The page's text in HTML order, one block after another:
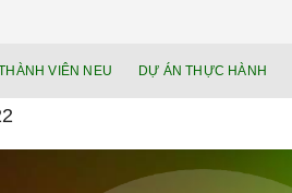
VIÊN NEU DỰ ÁN THỰC HÀNH